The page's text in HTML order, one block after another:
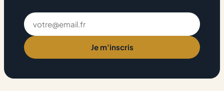
Adresse
email
Je m'inscris